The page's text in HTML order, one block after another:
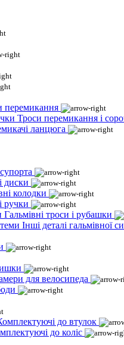
перемикання
Троси перемикання і
ланцюга
диски
колодки
ручки
Гальмівні троси і рубашки
Інші деталі гальмівної
для велосипеда
до втулок
до коліс